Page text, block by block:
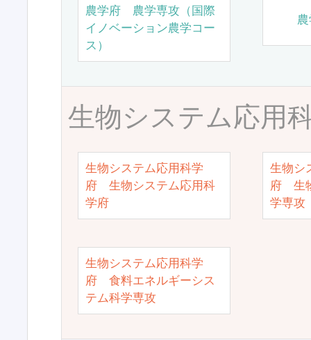
農学府 農学専攻（国際
イノベーション農学コー
ス）
生物システム応用
生物システム応用科学
府 生物システム応用科
学府
生物シ
府 生
学専攻
生物システム応用科学
府 食料エネルギーシス
テム科学専攻